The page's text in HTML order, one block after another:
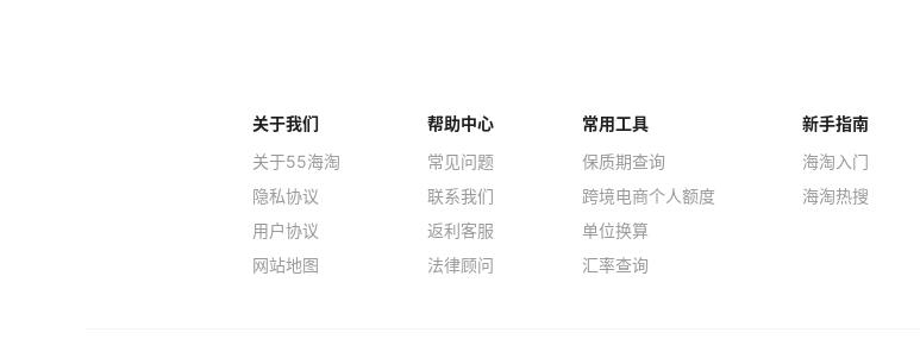
关于我们
关于55海淘
隐私协议
用户协议
网站地图
帮助中心
常见问题
联系我们
返利客服
法律顾问
常用工具
保质期查询
跨境电商个人额度
单位换算
汇率查询
新手指南
海淘入门
海淘热搜